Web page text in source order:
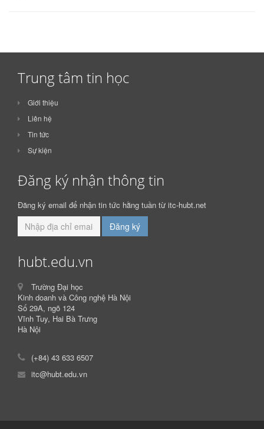
Trung tâm tin học
Giới thiệu
Liên hệ
Tin tức
Sự kiện
Đăng ký nhận thông tin
Đăng ký email để nhận tin tức hằng tuần từ itc-hubt.net
hubt.edu.vn
Trường Đại học
Kinh doanh và Công nghệ Hà Nội
Số 29A, ngõ 124
Vĩnh Tuy, Hai Bà Trưng
Hà Nội
(+84) 43 633 6507
itc@hubt.edu.vn